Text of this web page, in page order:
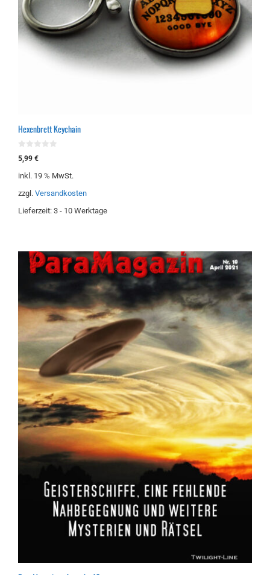
Hexenbrett Keychain
0
v
n
5,99 €
inkl. 19 % MwSt.
zzgl. Versandkosten
Lieferzeit: 3 - 10 Werktage